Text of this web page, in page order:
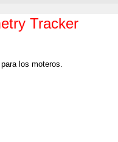
Tracker
los moteros.